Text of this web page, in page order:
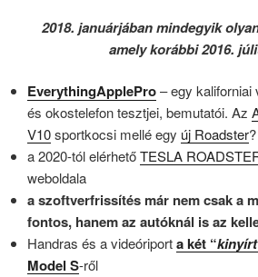
2018. januárjában mindegyik
amely korábbi 2016.
EverythingApplePro– egy kaliforniai
és okostelefon tesztjei, bemutatói. Az
V10sportkocsi mellé egy új Roadster?
a 2020-tól elérhetőTESLA
weboldala
a szoftverfrissítés már nem csak a
fontos, hanem az autóknál is az
Handras és a videóriporta két “kinyírt
Model S-ről